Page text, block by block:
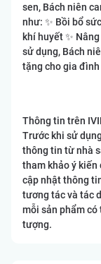
sen, Bách niên
như: ✨ Bồi bổ
khí huyết ✨
sử dụng, Bách
tặng cho gia
Thông tin trên
Trước khi sử
thông tin từ nhà
tham khảo ý kiến
cập nhật thông
tương tác và tác
mỗi sản phẩm
tượng.